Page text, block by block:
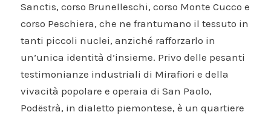
Sanctis, corso Brunelleschi, corso Monte Cucco e
corso Peschiera, che ne frantumano il tessuto in
tanti piccoli nuclei, anziché rafforzarlo in
un’unica identità d’insieme. Privo delle pesanti
testimonianze industriali di Mirafiori e della
vivacità popolare e operaia di San Paolo,
Podëstrà, in dialetto piemontese, è un quartiere